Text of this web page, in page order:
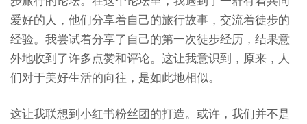
爱好的人，他们分享着自己的旅行故事，交流着徒步的
经验。我尝试着分享了自己的第一次徒步经历，结果意
外地收到了许多点赞和评论。这让我意识到，原来，人
们对于美好生活的向往，是如此地相似。
这让我联想到小红书粉丝团的打造。或许，我们并不是